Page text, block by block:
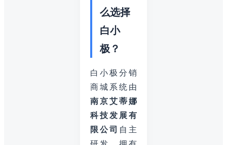
么选择
白小
极？
白小极分销
商城系统由
南京艾蒂娜
科技发展有
限公司 自主